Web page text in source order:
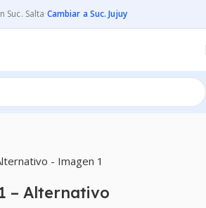
Suc. Salta·Cambiar a Suc. Jujuy
PARA IMPRESORAS
– Alternativo